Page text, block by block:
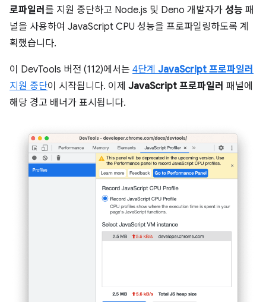
로파일러 를 지원 중단하고 Node.js 및 Deno 개발자가 성능 패
널을 사용하여 JavaScript CPU 성능을 프로파일링하도록 계
획했습니다.
이 DevTools 버전 (112)에서는 4단계 JavaScript 프로파일러
지원 중단이 시작됩니다. 이제 JavaScript 프로파일러 패널에
해당 경고 배너가 표시됩니다.